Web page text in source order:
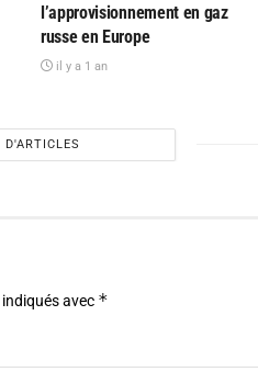
l’approvisionnement en gaz
russe en Europe
il y a 1 an
D'ARTICLES
avec *